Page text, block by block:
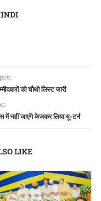
की चौथी लिस्ट जारी
में नहीं जाएंगे केजकर लिया यू-टर्न
LIKE